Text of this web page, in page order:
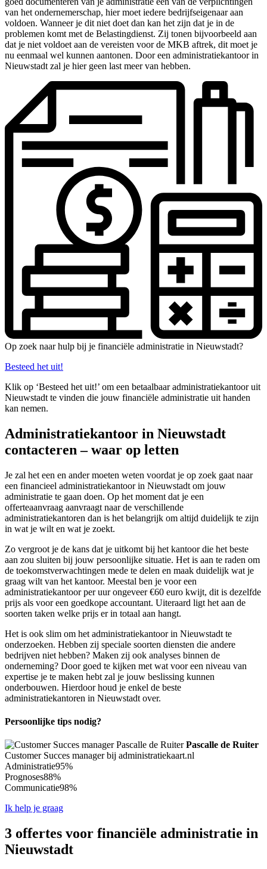
van het ondernemerschap, hier moet iedere bedrijfseigenaar aan
voldoen. Wanneer je dit niet doet dan kan het zijn dat je in de
problemen komt met de Belastingdienst. Zij tonen bijvoorbeeld aan
dat je niet voldoet aan de vereisten voor de MKB aftrek, dit moet je
nu eenmaal wel kunnen aantonen. Door een administratiekantoor in
Nieuwstadt zal je hier geen last meer van hebben.
Op zoek naar hulp bij je financiële administratie in Nieuwstadt?
Besteed het uit!
Klik op ‘Besteed het uit!’ om een betaalbaar administratiekantoor uit
Nieuwstadt te vinden die jouw financiële administratie uit handen
kan nemen.
Administratiekantoor in Nieuwstadt
contacteren – waar op letten
Je zal het een en ander moeten weten voordat je op zoek gaat naar
een financieel administratiekantoor in Nieuwstadt om jouw
administratie te gaan doen. Op het moment dat je een
offerteaanvraag aanvraagt naar de verschillende
administratiekantoren dan is het belangrijk om altijd duidelijk te zijn
in wat je wilt en wat je zoekt.
Zo vergroot je de kans dat je uitkomt bij het kantoor die het beste
aan zou sluiten bij jouw persoonlijke situatie. Het is aan te raden om
de toekomstverwachtingen mede te delen en maak duidelijk wat je
graag wilt van het kantoor. Meestal ben je voor een
administratiekantoor per uur ongeveer €60 euro kwijt, dit is dezelfde
prijs als voor een goedkope accountant. Uiteraard ligt het aan de
soorten taken welke prijs er in totaal aan hangt.
Het is ook slim om het administratiekantoor in Nieuwstadt te
onderzoeken. Hebben zij speciale soorten diensten die andere
bedrijven niet hebben? Maken zij ook analyses binnen de
onderneming? Door goed te kijken met wat voor een niveau van
expertise je te maken hebt zal je jouw beslissing kunnen
onderbouwen. Hierdoor houd je enkel de beste
administratiekantoren in Nieuwstadt over.
Persoonlijke tips nodig?
Pascalle de Ruiter
Customer Succes manager bij administratiekaart.nl
Administratie95%
Prognoses88%
Communicatie98%
Ik help je graag
3 offertes voor financiële administratie in
Nieuwstadt